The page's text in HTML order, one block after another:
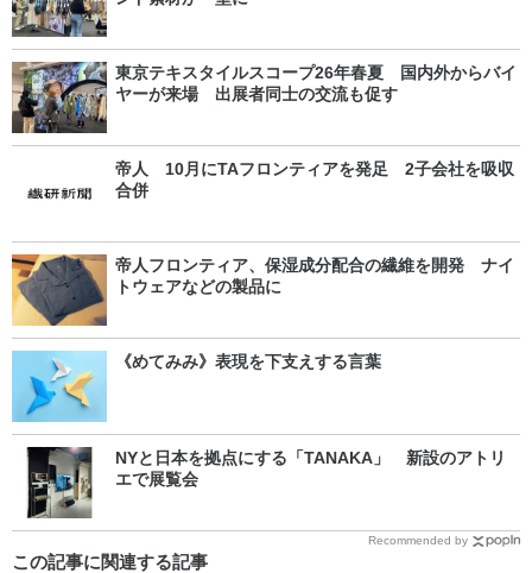
東京テキスタイルスコープ26年春夏 国内外からバイ
ヤーが来場 出展者同士の交流も促す
帝人 10月にTAフロンティアを発足 2子会社を吸収
合併
帝人フロンティア、保湿成分配合の繊維を開発 ナイ
トウェアなどの製品に
《めてみみ》表現を下支えする言葉
NYと日本を拠点にする「TANAKA」 新設のアトリ
エで展覧会
Recommended by
この記事に関連する記事